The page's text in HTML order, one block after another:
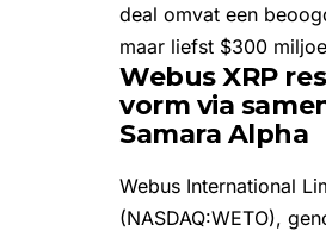
deal omvat een
maar liefst $300
Webus XRP
vorm via
Samara Alpha
Webus International
(NASDAQ:WETO),